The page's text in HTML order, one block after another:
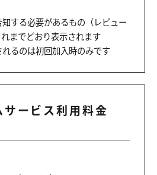
する必要があるもの（レビュー
までどおり表示されます
るのは初回加入時のみです
サービス利用料金